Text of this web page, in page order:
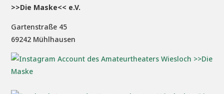
>>Die Maske<< e.V.
Gartenstraße 45
69242 Mühlhausen